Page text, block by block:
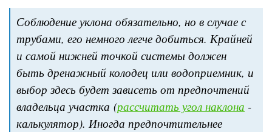
Соблюдение уклона обязательно, но в случае с
трубами, его немного легче добиться. Крайней
и самой нижней точкой системы должен
быть дренажный колодец или водоприемник, и
выбор здесь будет зависеть от предпочтений
владельца участка (рассчитать угол наклона -
калькулятор). Иногда предпочтительнее